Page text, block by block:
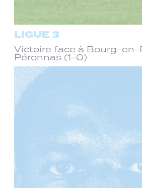
LIGUE 3
Victoire face à Bourg-en-
Péronnas (1-0)